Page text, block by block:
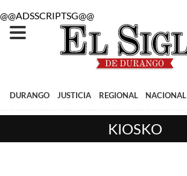
@@ADSSCRIPTSG@@
DURANGO JUSTICIA REGIONAL NACIONAL
KIOSKO